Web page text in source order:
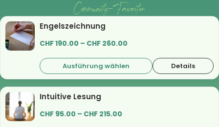
Community-Favoriten
Engelszeichnung
CHF190.00 – CHF 260.00
Ausführung wählen Details
Intuitive Lesung
CHF 95.00 – CHF 215.00